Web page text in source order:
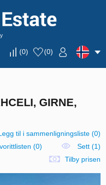
(0) (0)
GIRNE,
til i sammenligningsliste(0)
(0)
Sett (1)
Tilby prisen